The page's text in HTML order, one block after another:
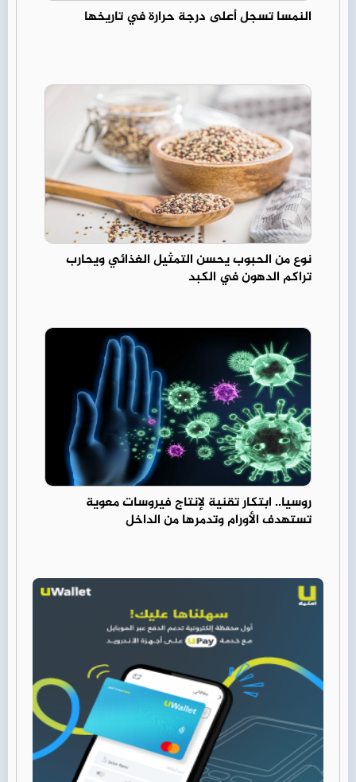
النمسا تسجل أعلى درجة حرارة في تاريخها
نوع من الحبوب يحسن التمثيل الغذائي ويحارب
تراكم الدهون في الكبد
روسيا.. ابتكار تقنية لإنتاج فيروسات معوية
تستهدف الأورام وتدمرها من الداخل